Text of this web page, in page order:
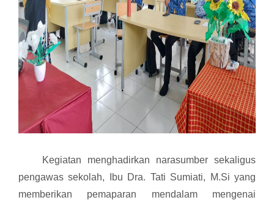
Kegiatan menghadirkan narasumber sekaligus
pengawas sekolah, Ibu Dra. Tati Sumiati, M.Si yang
memberikan pemaparan mendalam mengenai